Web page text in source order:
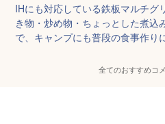
IHにも対応している鉄板マルチグ
き物・炒め物・ちょっとした煮込
で、キャンプにも普段の食事作り
全てのおすすめコ